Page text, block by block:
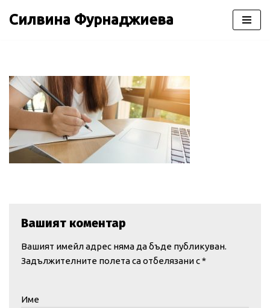
Силвина Фурнаджиева
Вашият коментар
Вашият имейл адрес няма да бъде публикуван.
Задължителните полета са отбелязани с*
Име